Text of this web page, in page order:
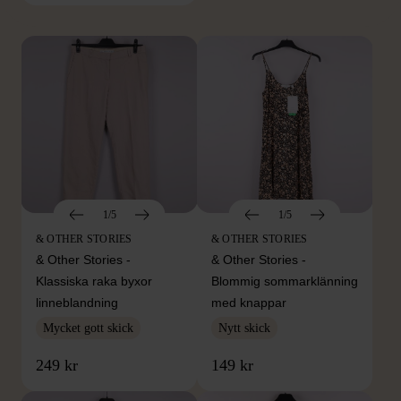
1/5
& OTHER STORIES
& Other Stories -
Klassiska raka byxor
linneblandning
Mycket gott skick
249 kr
1/5
& OTHER STORIES
& Other Stories -
Blommig sommarklänning
med knappar
Nytt skick
149 kr